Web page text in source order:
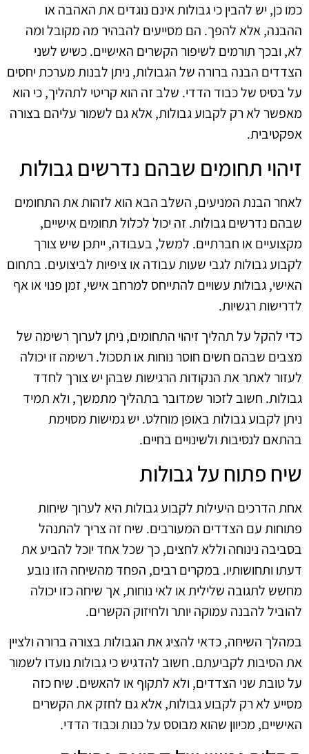
כמו כן, יש להבין כי גבולות אינם נוגדים את האהבה או
ההבנה, אלא להפך. הם מסייעים להבהיר מה מקובל ומה
לא, ובכך תורמים לשיפור הקשרים האישיים. כשיש לשני
הצדדים הבנה ברורה של הגבולות, ניתן לבנות מערכת יחסים
על בסיס של כבוד הדדי. שלב זה הוא קריטי לתהליך, כי הוא
מאפשר לא רק לקבוע גבולות, אלא גם לשמור עליהם בצורה
אפקטיבית.
זיהוי תחומים שבהם נדרשים גבולות
לאחר הבנת המניעים, השלב הבא הוא לזהות את התחומים
שבהם נדרשים גבולות. זה יכול לכלול תחומים אישיים,
מקצועיים או חברתיים. למשל, בעבודה, ייתכן שיש צורך
לקבוע גבולות לגבי שעות עבודה או ציפיות לביצועים. בתחום
האישי, גבולות עשויים להתייחס למרחב אישי, זמן פנוי או אף
לדרישות רגשיות.
כדי להקל על תהליך זיהוי התחומים, ניתן לערוך רשימה של
מצבים שבהם חשים חוסר נוחות או תסכול. רשימה זו יכולה
לעזור לאתר את הנקודות הרגישות שבהן יש צורך לחדד
גבולות. חשוב לזכור שמדובר בתהליך מתמשך, ולא תמיד
ניתן לקבוע גבולות באופן מוחלט. יש גמישות מסוימת
בהתאם לנסיבות ולשינויים בחיים.
שיח פתוח על גבולות
אחת הדרכים היעילות לקבוע גבולות היא לערוך שיחות
פתוחות עם הצדדים המעורבים. שיח זה צריך להתנהל
בסביבה נינוחה וללא לחצים, כך שכל אחד יוכל להביע את
דעתו ותחושותיו. במקרים רבים, הפחד מהשיחה הזו נובע
מחשש לתגובה שלילית או לאי נוחות, אך שיחה כזו יכולה
להוביל להבנה עמוקה יותר ולחיזוק הקשרים.
במהלך השיחה, כדאי להציג את הגבולות בצורה ברורה ולציין
את הסיבות לקביעתם. חשוב להדגיש כי גבולות נועדו לשמור
על טובת שני הצדדים, ולא לתקוף או להאשים. שיח כזה
מסייע לא רק לקבוע גבולות, אלא גם לחזק את הקשרים
האישיים, מכיוון שהוא מבוסס על כנות וכבוד הדדי.